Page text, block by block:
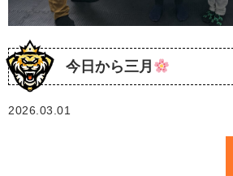
今日から三月
2026.03.01